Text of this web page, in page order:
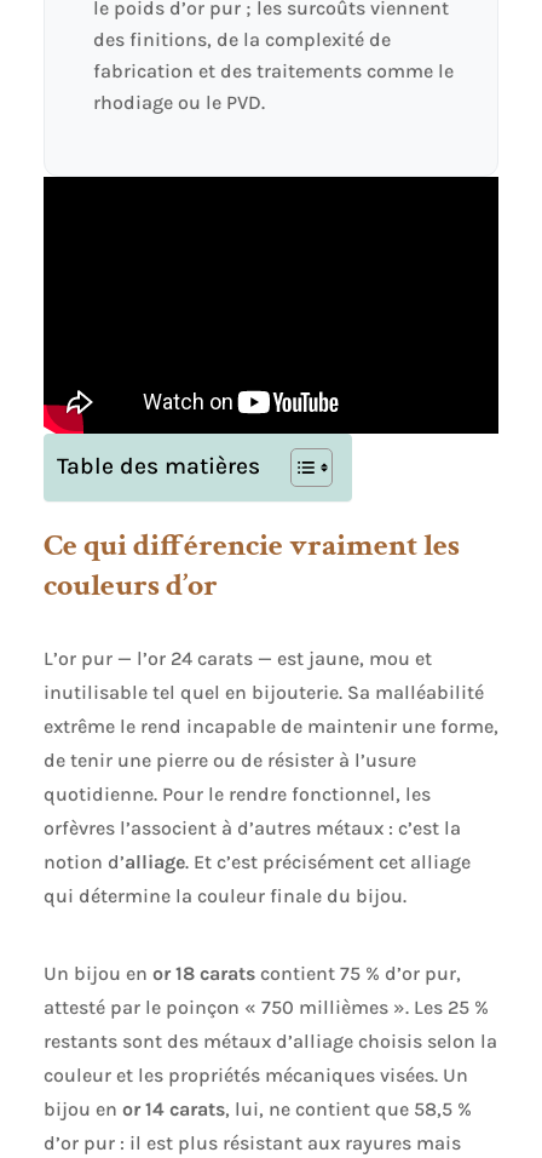
le poids d’or pur ; les surcoûts viennent
des finitions, de la complexité de
fabrication et des traitements comme le
rhodiage ou le PVD.
Table des matières
Ce qui différencie vraiment les
couleurs d’or
L’or pur — l’or 24 carats — est jaune, mou et
inutilisable tel quel en bijouterie. Sa malléabilité
extrême le rend incapable de maintenir une forme,
de tenir une pierre ou de résister à l’usure
quotidienne. Pour le rendre fonctionnel, les
orfèvres l’associent à d’autres métaux : c’est la
notion d’alliage. Et c’est précisément cet alliage
qui détermine la couleur finale du bijou.
Un bijou en or 18 caratscontient 75 % d’or pur,
attesté par le poinçon « 750 millièmes ». Les 25 %
restants sont des métaux d’alliage choisis selon la
couleur et les propriétés mécaniques visées. Un
bijou en or 14 carats, lui, ne contient que 58,5 %
d’or pur : il est plus résistant aux rayures mais